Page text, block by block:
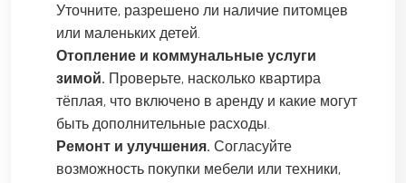
Уточните, разрешено ли наличие питомцев
или маленьких детей.
Отопление и коммунальные услуги
зимой. Проверьте, насколько квартира
тёплая, что включено в аренду и какие могут
быть дополнительные расходы.
Ремонт и улучшения. Согласуйте
возможность покупки мебели или техники,